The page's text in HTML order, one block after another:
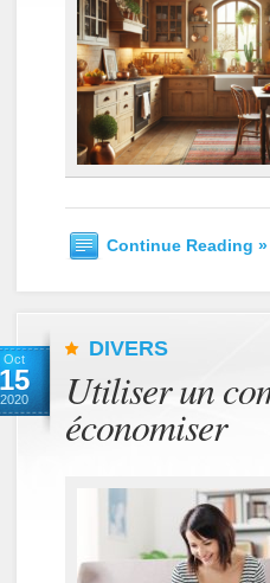
Continue Reading »
Oct
15
2020
DIVERS
Utiliser un
économiser